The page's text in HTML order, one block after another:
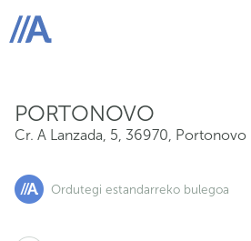
ABANCA
PORTONOVO
Cr. A Lanzada, 5, 36970, Portonovo
Ordutegi estandarreko bulegoa
Cr. A Lanzada, 5, 36970, Portonovo